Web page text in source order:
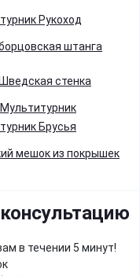
Рукоход
штанга
стенка
Брусья
мешок из покрышек
в течении 5 минут!